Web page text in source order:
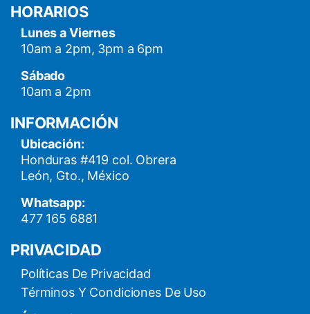
HORARIOS
Lunes a Viernes
10am a 2pm, 3pm a 6pm
Sábado
10am a 2pm
INFORMACIÓN
Ubicación:
Honduras #419 col. Obrera
León, Gto., México
Whatsapp:
477 165 6881
PRIVACIDAD
Políticas De Privacidad
Términos Y Condiciones De Uso